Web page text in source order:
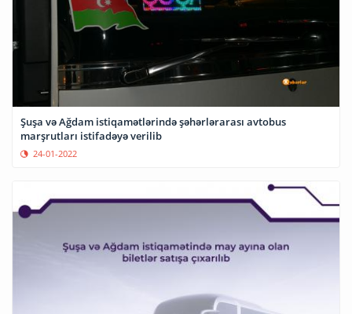
Şuşa və Ağdam istiqamətlərində şəhərlərarası avtobus
marşrutları istifadəyə verilib
24-01-2022